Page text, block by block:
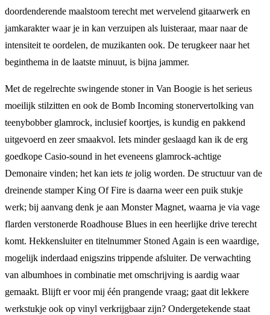
doordenderende maalstoom terecht met wervelend gitaarwerk en
jamkarakter waar je in kan verzuipen als luisteraar, maar naar de
intensiteit te oordelen, de muzikanten ook. De terugkeer naar het
beginthema in de laatste minuut, is bijna jammer.
Met de regelrechte swingende stoner in Van Boogie is het serieus
moeilijk stilzitten en ook de Bomb Incoming stonervertolking van
teenybobber glamrock, inclusief koortjes, is kundig en pakkend
uitgevoerd en zeer smaakvol. Iets minder geslaagd kan ik de erg
goedkope Casio-sound in het eveneens glamrock-achtige
Demonaire vinden; het kan iets te jolig worden. De structuur van de
dreinende stamper King Of Fire is daarna weer een puik stukje
werk; bij aanvang denk je aan Monster Magnet, waarna je via vage
flarden verstonerde Roadhouse Blues in een heerlijke drive terecht
komt. Hekkensluiter en titelnummer Stoned Again is een waardige,
mogelijk inderdaad enigszins trippende afsluiter. De verwachting
van albumhoes in combinatie met omschrijving is aardig waar
gemaakt. Blijft er voor mij één prangende vraag; gaat dit lekkere
werkstukje ook op vinyl verkrijgbaar zijn? Ondergetekende staat